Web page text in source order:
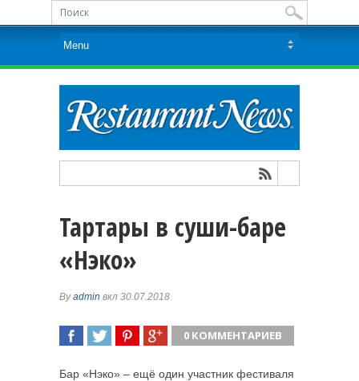
Тартары в суши-баре
«Нэко»
Byadmin вкл 30.07.2018
0 КОММЕНТАРИЕВ
Бар «Нэко» – ещё один участник фестиваля